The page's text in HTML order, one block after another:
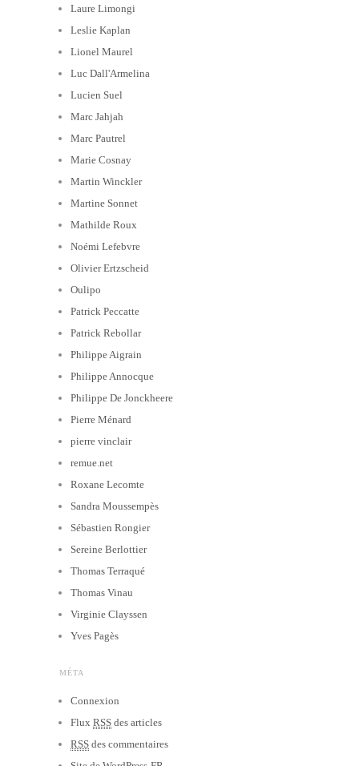
Laure Limongi
Leslie Kaplan
Lionel Maurel
Luc Dall'Armelina
Lucien Suel
Marc Jahjah
Marc Pautrel
Marie Cosnay
Martin Winckler
Martine Sonnet
Mathilde Roux
Noémi Lefebvre
Olivier Ertzscheid
Oulipo
Patrick Peccatte
Patrick Rebollar
Philippe Aigrain
Philippe Annocque
Philippe De Jonckheere
Pierre Ménard
pierre vinclair
remue.net
Roxane Lecomte
Sandra Moussempès
Sébastien Rongier
Sereine Berlottier
Thomas Terraqué
Thomas Vinau
Virginie Clayssen
Yves Pagès
MÉTA
Connexion
Flux RSS des articles
RSS des commentaires